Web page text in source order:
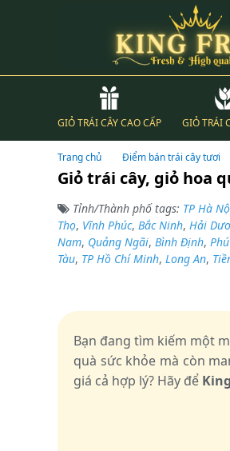
GIỎ TRÁI CÂY CAO CẤP GIỎ TRÁI
Trang chủ Điểm bán trái cây tươi
Giỏ trái cây, giỏ hoa
Tỉnh/Thành phố tags: TP Hà
Thọ, Vĩnh Phúc, Bắc Ninh, Hải
Nam, Quảng Ngãi, Bình Định,
Tàu, TP Hồ Chí Minh, Long An,
Bạn đang tìm kiếm một
quà sức khỏe mà còn
giá cả hợp lý? Hãy để